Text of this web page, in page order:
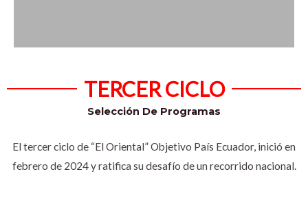
TERCER CICLO
Selección De Programas
El tercer ciclo de “El Oriental” Objetivo País Ecuador, inició en
febrero de 2024 y ratifica su desafío de un recorrido nacional.